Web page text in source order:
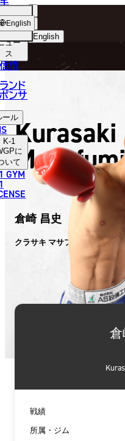
English
中
中
ョッ
プ
ュー
ス
情
ンド
ンサ
ール
K-1
に
いて
GYM
English
Kurasaki
倉崎 昌史
クラサキ マサフミ
倉
戦績
所属・ジム